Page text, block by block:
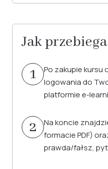
Jak
1
Po zakupie kursu
logowania do
platformie e-
2
Na koncie
formacie PDF)
prawda/fałsz,